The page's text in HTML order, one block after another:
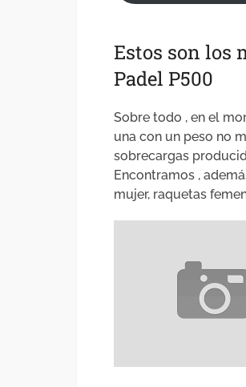
Estos son los
Padel P500
Sobre todo , en el
una con un peso no
sobrecargas
Encontramos ,
mujer, raquetas